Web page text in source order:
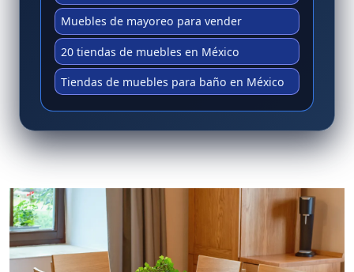
Muebles de mayoreo para vender
20 tiendas de muebles en México
Tiendas de muebles para baño en México